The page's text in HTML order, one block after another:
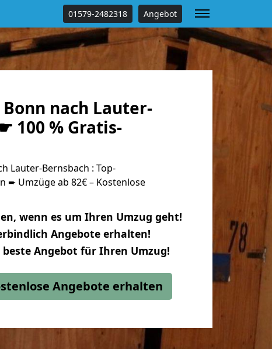
01579-2482318 Angebot
nach Lauter-
100 % Gratis-
Lauter-Bernsbach : Top-
➨ Umzüge ab 82€ – Kostenlose
wenn es um Ihren Umzug geht!
Angebote erhalten!
beste Angebot für Ihren Umzug!
Angebote erhalten